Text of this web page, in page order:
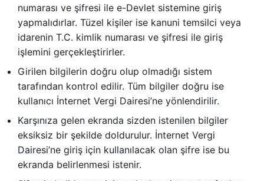
numarası ve şifresi ile e-Devlet sistemine giriş
yapmalıdırlar. Tüzel kişiler ise kanuni temsilci veya
idarenin T.C. kimlik numarası ve şifresi ile giriş
işlemini gerçekleştirirler.
Girilen bilgilerin doğru olup olmadığı sistem
tarafından kontrol edilir. Tüm bilgiler doğru ise
kullanıcı İnternet Vergi Dairesi’ne yönlendirilir.
Karşınıza gelen ekranda sizden istenilen bilgiler
eksiksiz bir şekilde doldurulur. İnternet Vergi
Dairesi’ne giriş için kullanılacak olan şifre ise bu
ekranda belirlenmesi istenir.